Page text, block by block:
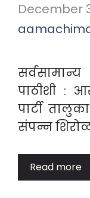
December
पाठीशी :
पार्टी
संपन्न शिरोळ
Read more